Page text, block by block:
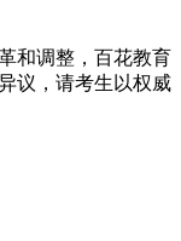
和调整，百花教育
议，请考生以权威